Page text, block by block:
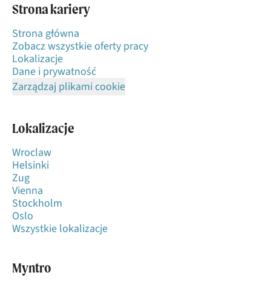
Strona kariery
Strona główna
Zobacz wszystkie oferty pracy
Lokalizacje
Dane i prywatność
Zarządzaj plikami cookie
Lokalizacje
Wroclaw
Helsinki
Zug
Vienna
Stockholm
Oslo
Wszystkie lokalizacje
Myntro